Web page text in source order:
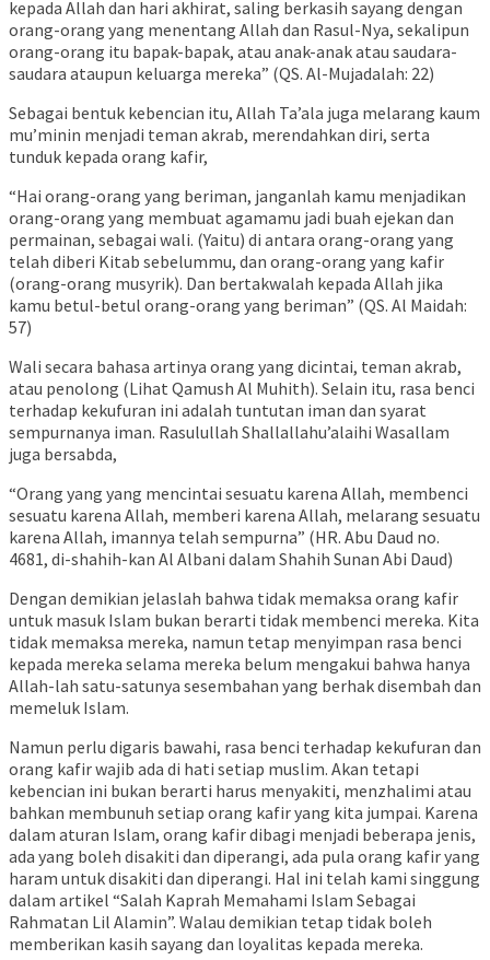
kepada Allah dan hari akhirat, saling berkasih sayang dengan
orang-orang yang menentang Allah dan Rasul-Nya, sekalipun
orang-orang itu bapak-bapak, atau anak-anak atau saudara-
saudara ataupun keluarga mereka” (QS. Al-Mujadalah: 22)
Sebagai bentuk kebencian itu, Allah Ta’ala juga melarang kaum
mu’minin menjadi teman akrab, merendahkan diri, serta
tunduk kepada orang kafir,
“Hai orang-orang yang beriman, janganlah kamu menjadikan
orang-orang yang membuat agamamu jadi buah ejekan dan
permainan, sebagai wali. (Yaitu) di antara orang-orang yang
telah diberi Kitab sebelummu, dan orang-orang yang kafir
(orang-orang musyrik). Dan bertakwalah kepada Allah jika
kamu betul-betul orang-orang yang beriman” (QS. Al Maidah:
57)
Wali secara bahasa artinya orang yang dicintai, teman akrab,
atau penolong (Lihat Qamush Al Muhith). Selain itu, rasa benci
terhadap kekufuran ini adalah tuntutan iman dan syarat
sempurnanya iman. Rasulullah Shallallahu’alaihi Wasallam
juga bersabda,
“Orang yang yang mencintai sesuatu karena Allah, membenci
sesuatu karena Allah, memberi karena Allah, melarang sesuatu
karena Allah, imannya telah sempurna” (HR. Abu Daud no.
4681, di-shahih-kan Al Albani dalam Shahih Sunan Abi Daud)
Dengan demikian jelaslah bahwa tidak memaksa orang kafir
untuk masuk Islam bukan berarti tidak membenci mereka. Kita
tidak memaksa mereka, namun tetap menyimpan rasa benci
kepada mereka selama mereka belum mengakui bahwa hanya
Allah-lah satu-satunya sesembahan yang berhak disembah dan
memeluk Islam.
Namun perlu digaris bawahi, rasa benci terhadap kekufuran dan
orang kafir wajib ada di hati setiap muslim. Akan tetapi
kebencian ini bukan berarti harus menyakiti, menzhalimi atau
bahkan membunuh setiap orang kafir yang kita jumpai. Karena
dalam aturan Islam, orang kafir dibagi menjadi beberapa jenis,
ada yang boleh disakiti dan diperangi, ada pula orang kafir yang
haram untuk disakiti dan diperangi. Hal ini telah kami singgung
dalam artikel “Salah Kaprah Memahami Islam Sebagai
Rahmatan Lil Alamin”. Walau demikian tetap tidak boleh
memberikan kasih sayang dan loyalitas kepada mereka.